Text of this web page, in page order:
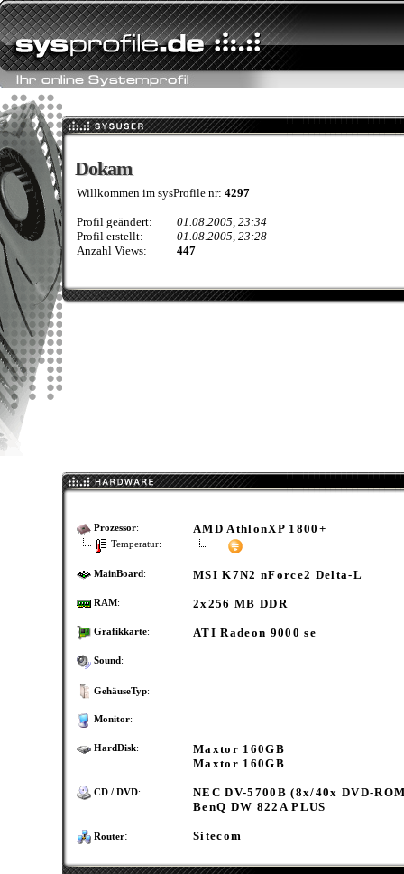
Dokam
Dokam
Willkommen im sysProfile nr: 4297
Profil geändert:
01.08.2005, 23:34
Profil erstellt:
01.08.2005, 23:28
Anzahl Views:
447
Prozessor: AMD AthlonXP 1800+
Temperatur:
MainBoard: MSI K7N2 nForce2 Delta-L
RAM: 2x256 MB DDR
Grafikkarte: ATI Radeon 9000 se
Sound:
GehäuseTyp:
Monitor:
HardDisk:
Maxtor 160GB
Maxtor 160GB
CD / DVD:
NEC DV-5700B (8x/40x DVD-
BenQ DW 822A PLUS
Router: Sitecom